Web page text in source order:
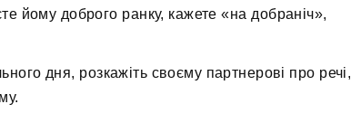
йому доброго ранку, кажете «на добраніч»,
дня, розкажіть своєму партнерові про речі,